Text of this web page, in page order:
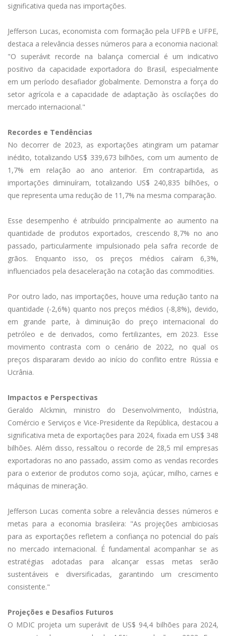
significativa queda nas importações.
Jefferson Lucas, economista com formação pela UFPB e UFPE,
destaca a relevância desses números para a economia nacional:
"O superávit recorde na balança comercial é um indicativo
positivo da capacidade exportadora do Brasil, especialmente
em um período desafiador globalmente. Demonstra a força do
setor agrícola e a capacidade de adaptação às oscilações do
mercado internacional."
Recordes e Tendências
No decorrer de 2023, as exportações atingiram um patamar
inédito, totalizando US$ 339,673 bilhões, com um aumento de
1,7% em relação ao ano anterior. Em contrapartida, as
importações diminuíram, totalizando US$ 240,835 bilhões, o
que representa uma redução de 11,7% na mesma comparação.
Esse desempenho é atribuído principalmente ao aumento na
quantidade de produtos exportados, crescendo 8,7% no ano
passado, particularmente impulsionado pela safra recorde de
grãos. Enquanto isso, os preços médios caíram 6,3%,
influenciados pela desaceleração na cotação das commodities.
Por outro lado, nas importações, houve uma redução tanto na
quantidade (-2,6%) quanto nos preços médios (-8,8%), devido,
em grande parte, à diminuição do preço internacional do
petróleo e de derivados, como fertilizantes, em 2023. Esse
movimento contrasta com o cenário de 2022, no qual os
preços dispararam devido ao início do conflito entre Rússia e
Ucrânia.
Impactos e Perspectivas
Geraldo Alckmin, ministro do Desenvolvimento, Indústria,
Comércio e Serviços e Vice-Presidente da República, destacou a
significativa meta de exportações para 2024, fixada em US$ 348
bilhões. Além disso, ressaltou o recorde de 28,5 mil empresas
exportadoras no ano passado, assim como as vendas recordes
para o exterior de produtos como soja, açúcar, milho, carnes e
máquinas de mineração.
Jefferson Lucas comenta sobre a relevância desses números e
metas para a economia brasileira: "As projeções ambiciosas
para as exportações refletem a confiança no potencial do país
no mercado internacional. É fundamental acompanhar se as
estratégias adotadas para alcançar essas metas serão
sustentáveis e diversificadas, garantindo um crescimento
consistente."
Projeções e Desafios Futuros
O MDIC projeta um superávit de US$ 94,4 bilhões para 2024,